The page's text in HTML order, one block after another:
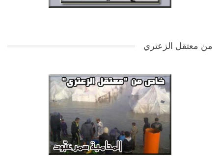
من معتقل الزعتري